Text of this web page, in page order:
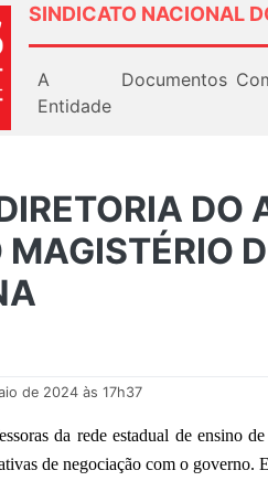
SINDICATO NACIONAL
A
Entidade
Documentos
DO
de 2024 às 17h37
da rede estadual de ensino
de negociação com o governo.